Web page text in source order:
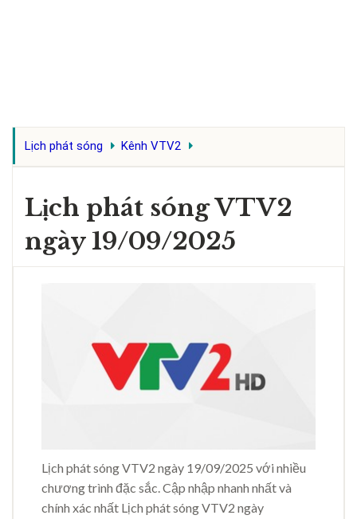
Lịch phát sóng Kênh VTV2
Lịch phát sóng VTV2
ngày 19/09/2025
Lịch phát sóng VTV2 ngày 19/09/2025 với nhiều
chương trình đặc sắc. Cập nhập nhanh nhất và
chính xác nhất Lịch phát sóng VTV2 ngày